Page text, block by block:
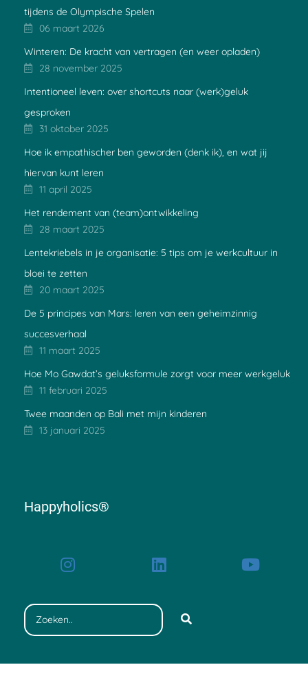
tijdens de Olympische Spelen
06 maart 2026
Winteren: De kracht van vertragen (en weer opladen)
28 november 2025
Intentioneel leven: over shortcuts naar (werk)geluk
gesproken
31 oktober 2025
Hoe ik empathischer ben geworden (denk ik), en wat jij
hiervan kunt leren
11 april 2025
Het rendement van (team)ontwikkeling
28 maart 2025
Lentekriebels in je organisatie: 5 tips om je werkcultuur in
bloei te zetten
20 maart 2025
De 5 principes van Mars: leren van een geheimzinnig
succesverhaal
11 maart 2025
Hoe Mo Gawdat’s geluksformule zorgt voor meer werkgeluk
11 februari 2025
Twee maanden op Bali met mijn kinderen
13 januari 2025
Happyholics®